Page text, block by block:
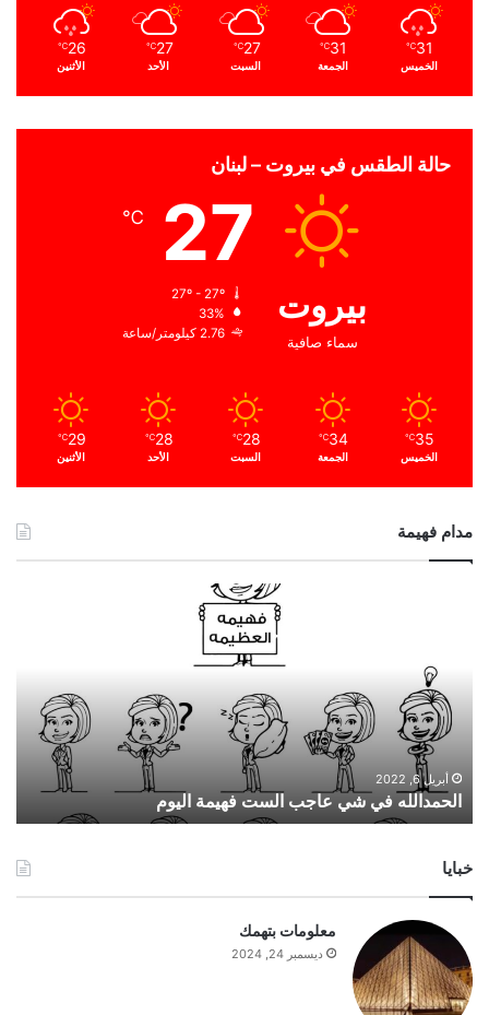
31
℃
الخميس
31
℃
الجمعة
27
℃
السبت
27
℃
الأحد
26
℃
الأثنين
حالة الطقس في بيروت – لبنان
بيروت
سماء صافية
27
℃
33%
2.76 كيلومتر/ساعة
35
℃
الخميس
34
℃
الجمعة
28
℃
السبت
28
℃
الأحد
29
℃
الأثنين
مدام فهيمة
ي
ي
ع
ب
ا
ل
أبريل 6, 2022
الحمدالله في شي عاجب الست فهيمة اليوم
خبايا
معلومات بتهمك
ديسمبر 24, 2024